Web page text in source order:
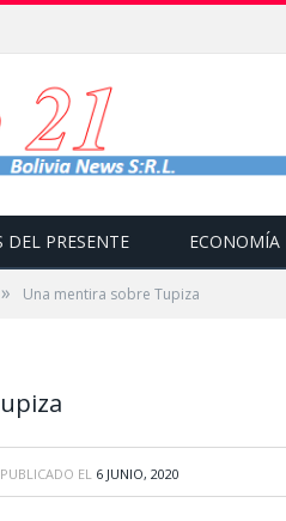
DEL PRESENTE ECONOMÍA
» Una mentira sobre Tupiza
PUBLICADO EL 6 JUNIO, 2020